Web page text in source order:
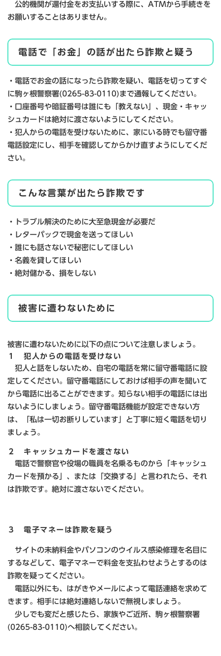
公的機関が還付金をお支払いする際に、ATMから手続きを
お願いすることはありません。
電話で「お金」の話が出たら詐欺と疑う
・電話でお金の話になったら詐欺を疑い、電話を切ってすぐ
に駒ヶ根警察署(0265-83-0110)まで通報してください。
・口座番号や暗証番号は誰にも「教えない」、現金・キャッ
シュカードは絶対に渡さないようにしてください。
・犯人からの電話を受けないために、家にいる時でも留守番
電話設定にし、相手を確認してからかけ直すようにしてくだ
さい。
こんな言葉が出たら詐欺です
・トラブル解決のために大至急現金が必要だ
・レターパックで現金を送ってほしい
・誰にも話さないで秘密にしてほしい
・名義を貸してほしい
・絶対儲かる、損をしない
被害に遭わないために
被害に遭わないために以下の点について注意しましょう。
１ 犯人からの電話を受けない
犯人と話をしないため、自宅の電話を常に留守番電話に設
定してください。留守番電話にしておけば相手の声を聞いて
から電話に出ることができます。知らない相手の電話には出
ないようにしましょう。留守番電話機能が設定できない方
は、「私は一切お断りしています」と丁寧に短く電話を切り
ましょう。
２ キャッシュカードを渡さない
電話で警察官や役場の職員を名乗るものから「キャッシュ
カードを預かる」、または「交換する」と言われたら、それ
は詐欺です。絶対に渡さないでください。
３ 電子マネーは詐欺を疑う
サイトの未納料金やパソコンのウイルス感染修理を名目に
するなどして、電子マネーで料金を支払わせようとするのは
詐欺を疑ってください。
電話以外にも、はがきやメールによって電話連絡を求めて
きます。相手には絶対連絡しないで無視しましょう。
少しでも変だと感じたら、家族やご近所、駒ヶ根警察署
(0265-83-0110)へ相談してください。